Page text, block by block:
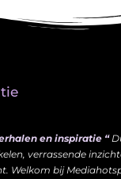
en inspiratie “
verrassende
Welkom bij